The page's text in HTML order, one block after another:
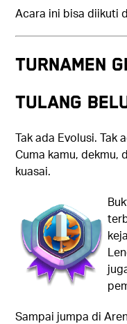
Acara ini bisa diikuti
TURNAMEN
Tulang
Tak ada Evolusi. Tak
Cuma kamu, dekmu,
kuasai.
Sampai jumpa di